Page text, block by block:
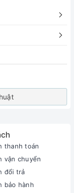
thanh toán
vận chuyển
đổi trả
bảo hành